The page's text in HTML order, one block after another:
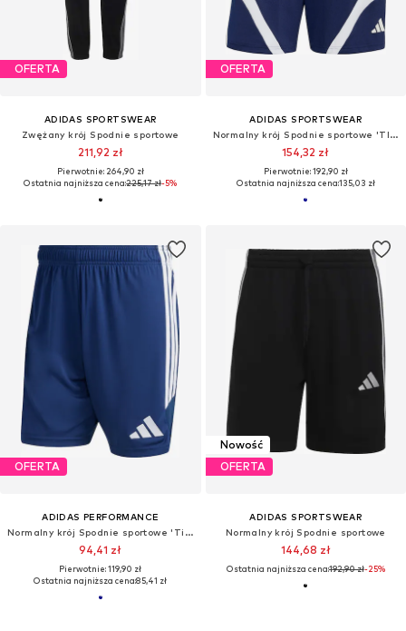
OFERTA
ADIDAS SPORTSWEAR
Zwężany krój Spodnie sportowe
211,92 zł
Pierwotnie: 264,90 zł
Ostatnia najniższa cena:225,17 zł-5%
OFERTA
ADIDAS SPORTSWEAR
Normalny krój Spodnie sportowe 'TIRO 7'
154,32 zł
Pierwotnie: 192,90 zł
Ostatnia najniższa cena:135,03 zł
OFERTA
ADIDAS PERFORMANCE
Normalny krój Spodnie sportowe 'Tiro26 League'
94,41 zł
Pierwotnie: 119,90 zł
Ostatnia najniższa cena:85,41 zł
Nowość
OFERTA
ADIDAS SPORTSWEAR
Normalny krój Spodnie sportowe
144,68 zł
Ostatnia najniższa cena:192,90 zł-25%